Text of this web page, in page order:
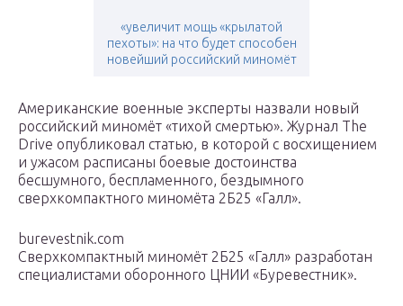
«увеличит мощь «крылатой
пехоты»: на что будет способен
новейший российский миномёт
Американские военные эксперты назвали новый
российский миномёт «тихой смертью». Журнал The
Drive опубликовал статью, в которой с восхищением
и ужасом расписаны боевые достоинства
бесшумного, беспламенного, бездымного
сверхкомпактного миномёта 2Б25 «Галл».
burevestnik.com
Сверхкомпактный миномёт 2Б25 «Галл» разработан
специалистами оборонного ЦНИИ «Буревестник».